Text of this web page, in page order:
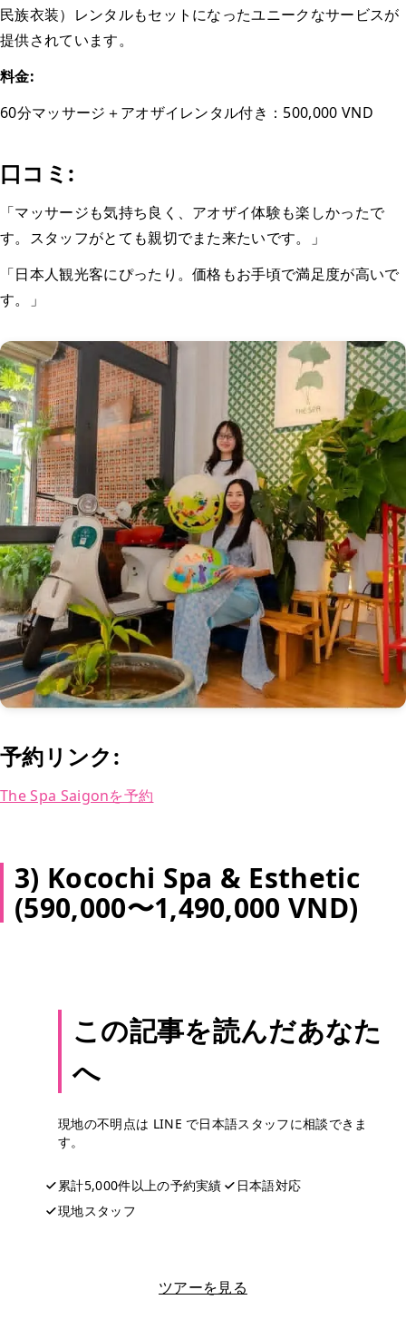
民族衣装）レンタルもセットになったユニークなサービスが
提供されています。
料金:
60分マッサージ＋アオザイレンタル付き：500,000 VND
口コミ:
「マッサージも気持ち良く、アオザイ体験も楽しかったで
す。スタッフがとても親切でまた来たいです。」
「日本人観光客にぴったり。価格もお手頃で満足度が高いで
す。」
予約リンク:
The Spa Saigonを予約
3) Kocochi Spa & Esthetic
(590,000〜1,490,000 VND)
この記事を読んだあなた
へ
現地の不明点は LINE で日本語スタッフに相談できま
す。
累計5,000件以上の予約実績
日本語対応
現地スタッフ
ツアーを見る